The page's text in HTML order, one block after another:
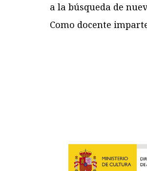
a la búsqueda de
Como docente